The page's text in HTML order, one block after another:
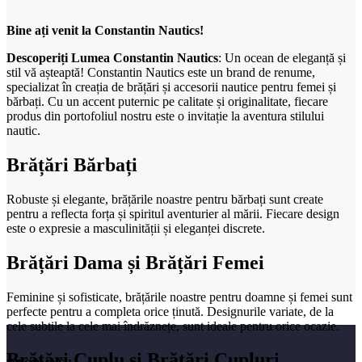
Bine ați venit la Constantin Nautics!
Descoperiți Lumea Constantin Nautics: Un ocean de eleganță și
stil vă așteaptă! Constantin Nautics este un brand de renume,
specializat în creația de brățări și accesorii nautice pentru femei și
bărbați. Cu un accent puternic pe calitate și originalitate, fiecare
produs din portofoliul nostru este o invitație la aventura stilului
nautic.
Brățări Bărbați
Robuste și elegante, brățările noastre pentru bărbați sunt create
pentru a reflecta forța și spiritul aventurier al mării. Fiecare design
este o expresie a masculinității și eleganței discrete.
Brățări Dama și Brățări Femei
Feminine și sofisticate, brățările noastre pentru doamne și femei sunt
perfecte pentru a completa orice ținută. Designurile variate, de la
cele subtile la cele mai îndrăznețe, sunt ideale pentru orice ocazie.